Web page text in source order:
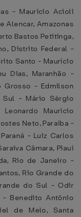
- Maurício Acioli
Alencar, Amazonas
Bastos Petitinga,
Distrito Federal -
Santo - Maurício
Dias, Maranhão -
Grosso - Edmilson
- Mário Sérgio
Maurício
Neto, Paraíba -
- Luiz Carlos
Câmara, Piauí
Rio de Janeiro -
Rio Grande do
do Sul - Odir
- Benedito Antônio
de Melo, Santa